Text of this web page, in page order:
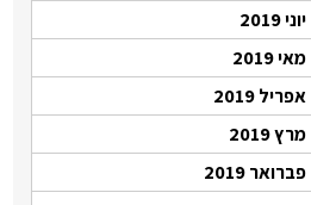
יוני 2019
מאי 2019
אפריל 2019
מרץ 2019
פברואר 2019